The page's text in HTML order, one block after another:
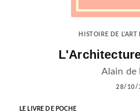
HISTOIRE DE L'ART
Alain de
28/10/
LE LIVRE DE POCHE